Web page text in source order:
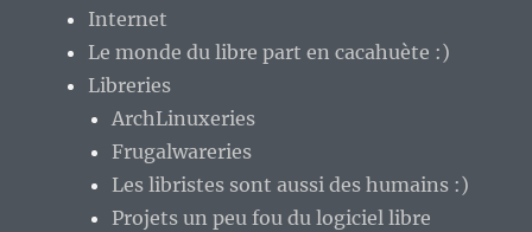
Internet
Le monde du libre part en cacahuète :)
Libreries
ArchLinuxeries
Frugalwareries
Les libristes sont aussi des humains :)
Projets un peu fou du logiciel libre